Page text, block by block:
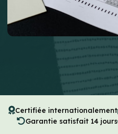
Certifiée internationalement
Garantie satisfait 14 jours